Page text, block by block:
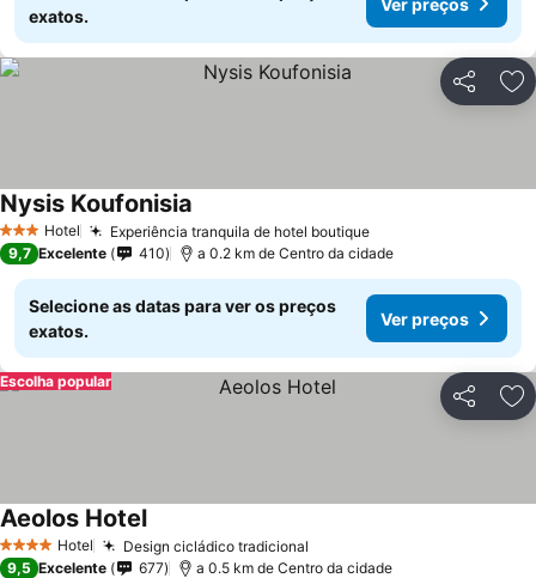
exatos.
Partilhar
3 EstrelasHotel Experiência tranquila de hotel boutique
Nysis Koufonisia
9,7 Excelente 410 a 0.2 km de Centro da cidade
Selecione as datas para ver os preços
exatos.
Ver preços
Partilhar
Escolha popular
4 EstrelasHotel Design cicládico tradicional
Aeolos Hotel
9,5 Excelente 677 a 0.5 km de Centro da cidade